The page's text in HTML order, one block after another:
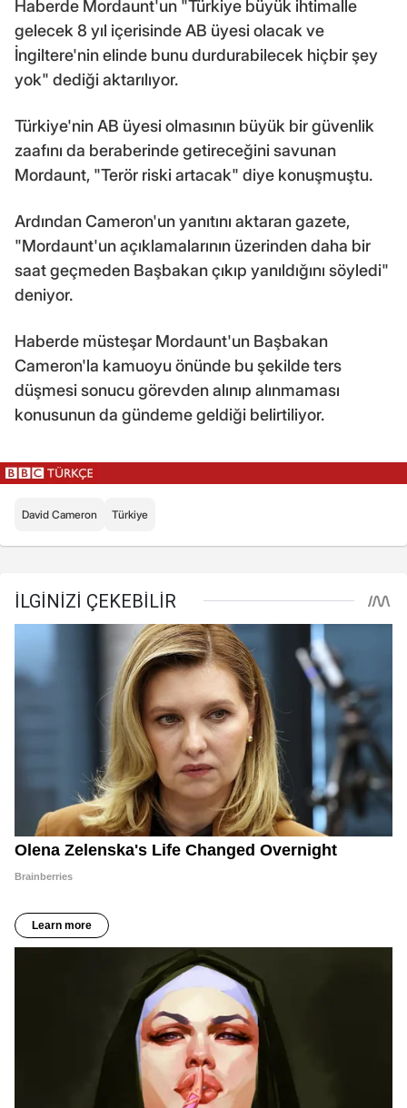
Haberde Mordaunt'un "Türkiye büyük ihtimalle
gelecek 8 yıl içerisinde AB üyesi olacak ve
İngiltere'nin elinde bunu durdurabilecek hiçbir şey
yok" dediği aktarılıyor.
Türkiye'nin AB üyesi olmasının büyük bir güvenlik
zaafını da beraberinde getireceğini savunan
Mordaunt, "Terör riski artacak" diye konuşmuştu.
Ardından Cameron'un yanıtını aktaran gazete,
"Mordaunt'un açıklamalarının üzerinden daha bir
saat geçmeden Başbakan çıkıp yanıldığını söyledi"
deniyor.
Haberde müsteşar Mordaunt'un Başbakan
Cameron'la kamuoyu önünde bu şekilde ters
düşmesi sonucu görevden alınıp alınmaması
konusunun da gündeme geldiği belirtiliyor.
David Cameron Türkiye